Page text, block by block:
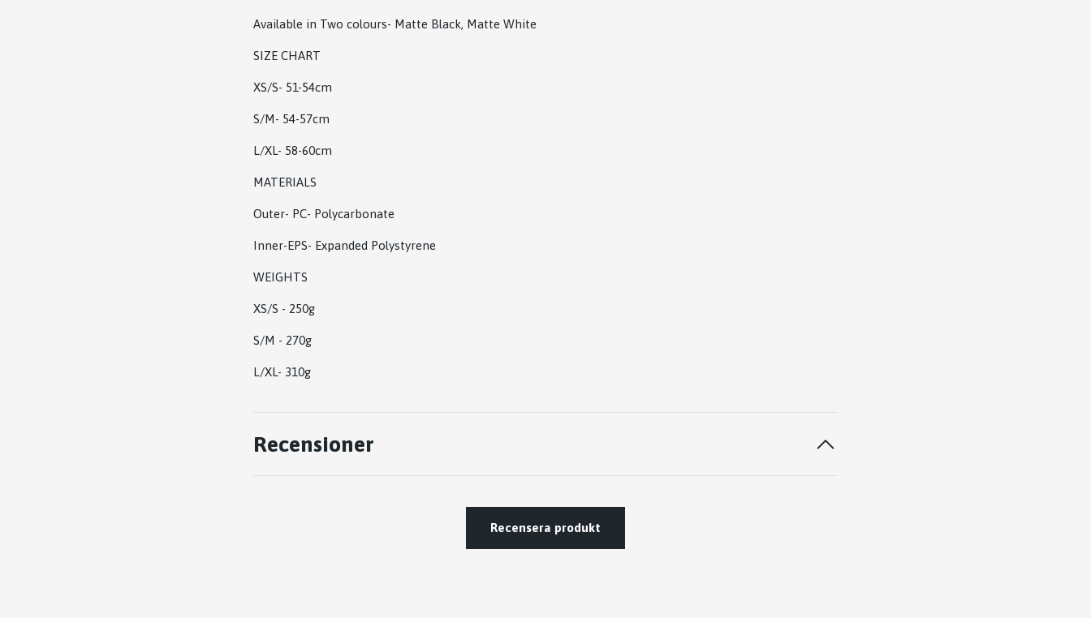
Available in Two colours- Matte Black, Matte White
SIZE CHART
XS/S- 51-54cm
S/M- 54-57cm
L/XL- 58-60cm
MATERIALS
Outer- PC- Polycarbonate
Inner-EPS- Expanded Polystyrene
WEIGHTS
XS/S - 250g
S/M - 270g
L/XL- 310g
Recensioner
Recensera produkt